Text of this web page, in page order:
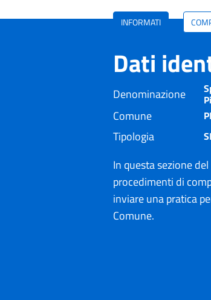
INFORMATI
Dati
Denominazione
Comune
Tipologia
In questa sezione
procedimenti di
inviare una pratica
Comune.